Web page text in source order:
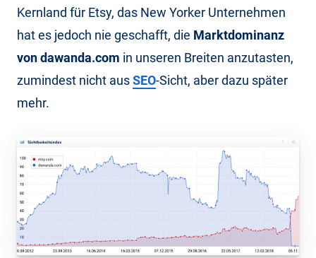
Kernland für Etsy, das New Yorker Unternehmen
hat es jedoch nie geschafft, die Marktdominanz
von dawanda.com in unseren Breiten anzutasten,
zumindest nicht ausSEO-Sicht, aber dazu später
mehr.